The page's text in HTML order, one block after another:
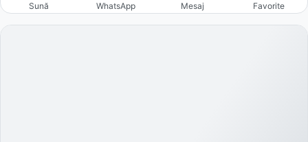
Sună WhatsApp Mesaj Favorite